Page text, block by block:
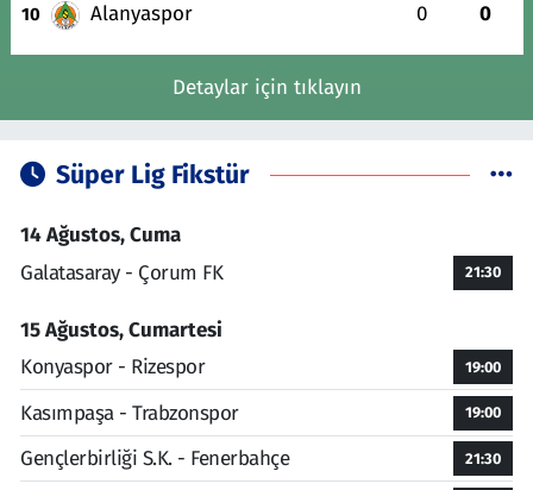
10 Alanyaspor 0 0
Detaylar için tıklayın
Süper Lig Fikstür
14 Ağustos, Cuma
Galatasaray - Çorum FK
21:30
15 Ağustos, Cumartesi
Konyaspor - Rizespor
19:00
Kasımpaşa - Trabzonspor 19:00
Gençlerbirliği S.K. - Fenerbahçe 21:30